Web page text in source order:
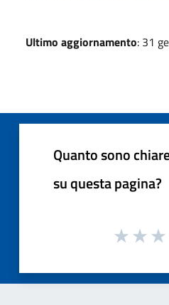
Ultimo aggiornamento: 31
Quanto sono
su questa pagina?